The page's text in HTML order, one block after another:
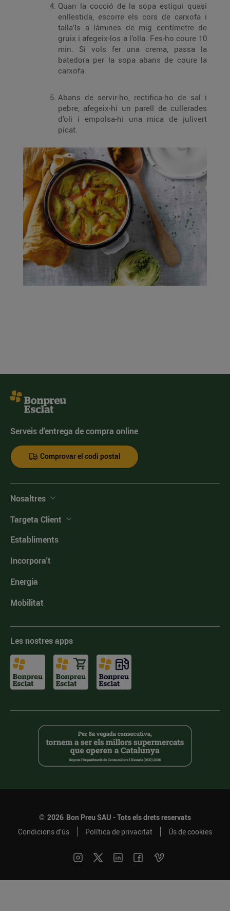
Quan la cocció de la sopa estigui quasi
enllestida, escorre els cors de carxofa i
talla’ls a làmines de mig centímetre de
gruix i afegeix-los a l’olla. Fes-ho coure 10
min. Si vols fer una crema, passa la
batedora per la sopa abans de coure la
carxofa.
Abans de servir-ho, rectifica-ho de sal i
pebre, afegeix-hi un parell de cullerades
d’oli i empolsa-hi una mica de julivert
picat.
Serveis d'entrega de compra online
Comprovar el codi postal
Nosaltres
Targeta Client
Establiments
Incorpora't
Energia
Mobilitat
Les nostres apps
© 2026 Bon Preu SAU - Tots els drets reservats
Condicions d’ús
Política de privacitat Ús de cookies